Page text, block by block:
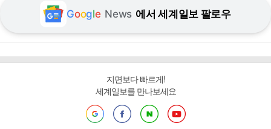
Google News 에서 세계일보 팔로우
지면보다 빠르게!
세계일보를 만나보세요